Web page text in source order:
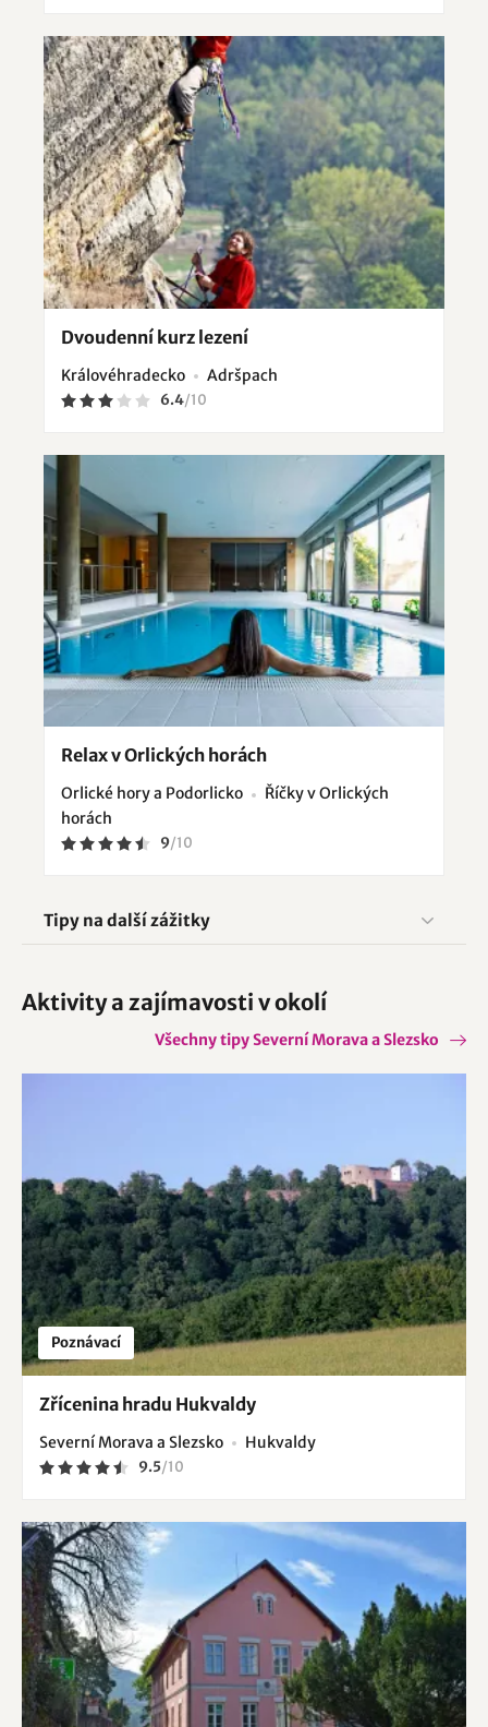
Dvoudenní kurz lezení
Královéhradecko Adršpach
6.4/10
Relax v Orlických horách
Orlické hory a Podorlicko
Říčky v Orlických
horách
9/10
Tipy na další zážitky
Aktivity a zajímavosti v okolí
Všechny tipy Severní Morava a Slezsko
Poznávací
Zřícenina hradu Hukvaldy
Severní Morava a Slezsko Hukvaldy
9.5/10